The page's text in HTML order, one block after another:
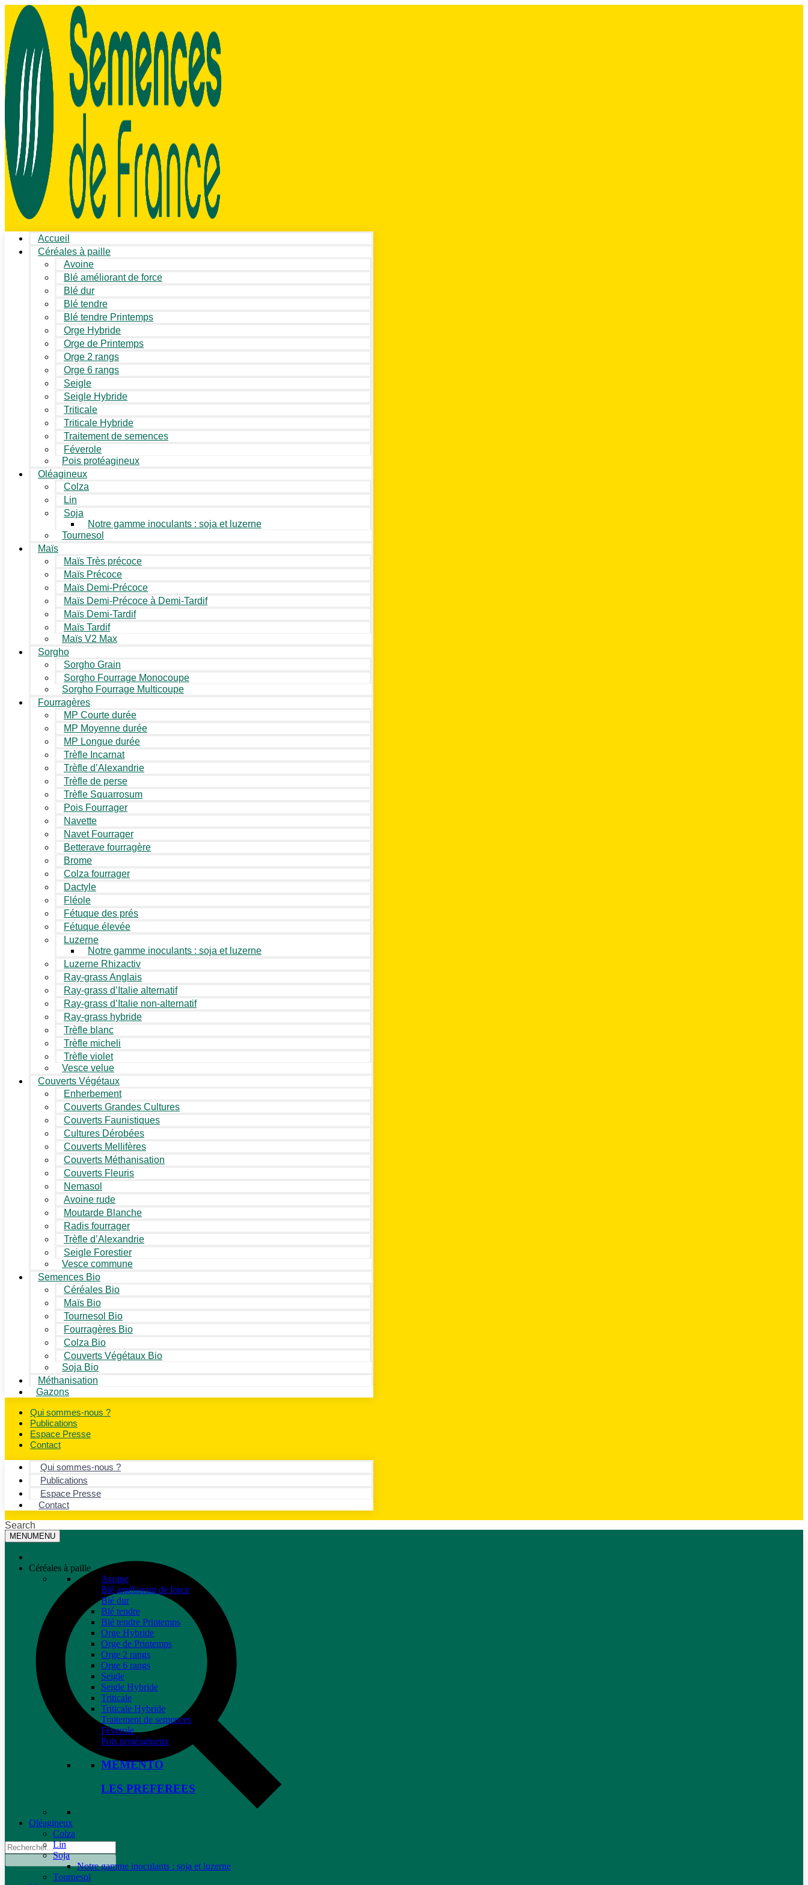
Accueil
Céréales à paille
Avoine
Blé améliorant de force
Blé dur
Blé tendre
Blé tendre Printemps
Orge Hybride
Orge de Printemps
Orge 2 rangs
Orge 6 rangs
Seigle
Seigle Hybride
Triticale
Triticale Hybride
Traitement de semences
Féverole
Pois protéagineux
Oléagineux
Colza
Lin
Soja
Notre gamme inoculants : soja et luzerne
Tournesol
Maïs
Maïs Très précoce
Maïs Précoce
Maïs Demi-Précoce
Maïs Demi-Précoce à Demi-Tardif
Maïs Demi-Tardif
Maïs Tardif
Maïs V2 Max
Sorgho
Sorgho Grain
Sorgho Fourrage Monocoupe
Sorgho Fourrage Multicoupe
Fourragères
MP Courte durée
MP Moyenne durée
MP Longue durée
Trèfle Incarnat
Trèfle d’Alexandrie
Trèfle de perse
Trèfle Squarrosum
Pois Fourrager
Navette
Navet Fourrager
Betterave fourragère
Brome
Colza fourrager
Dactyle
Fléole
Fétuque des prés
Fétuque élevée
Luzerne
Notre gamme inoculants : soja et luzerne
Luzerne Rhizactiv
Ray-grass Anglais
Ray-grass d’Italie alternatif
Ray-grass d’Italie non-alternatif
Ray-grass hybride
Trèfle blanc
Trèfle micheli
Trèfle violet
Vesce velue
Couverts Végétaux
Enherbement
Couverts Grandes Cultures
Couverts Faunistiques
Cultures Dérobées
Couverts Mellifères
Couverts Méthanisation
Couverts Fleuris
Nemasol
Avoine rude
Moutarde Blanche
Radis fourrager
Trèfle d’Alexandrie
Seigle Forestier
Vesce commune
Semences Bio
Céréales Bio
Maïs Bio
Tournesol Bio
Fourragères Bio
Colza Bio
Couverts Végétaux Bio
Soja Bio
Méthanisation
Gazons
Qui sommes-nous ?
Publications
Espace Presse
Contact
Qui sommes-nous ?
Publications
Espace Presse
Contact
Search
MENUMENU
Céréales à paille
Avoine
Blé améliorant de force
Blé dur
Blé tendre
Blé tendre Printemps
Orge Hybride
Orge de Printemps
Orge 2 rangs
Orge 6 rangs
Seigle
Seigle Hybride
Triticale
Triticale Hybride
Traitement de semences
Féverole
Pois protéagineux
MEMENTO
LES PREFEREES
Oléagineux
Colza
Lin
Soja
Notre gamme inoculants : soja et luzerne
Tournesol